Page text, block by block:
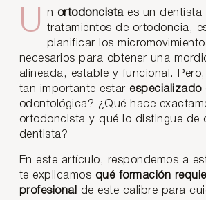
Un ortodoncista es un dentista
tratamientos de ortodoncia,
planificar los
necesarios para obtener una
alineada, estable y funcional.
tan importante estar especializado
odontológica? ¿Qué hace
ortodoncista y qué lo distingue de
dentista?
En este artículo, respondemos a
te explicamos qué formación
profesional de este calibre para